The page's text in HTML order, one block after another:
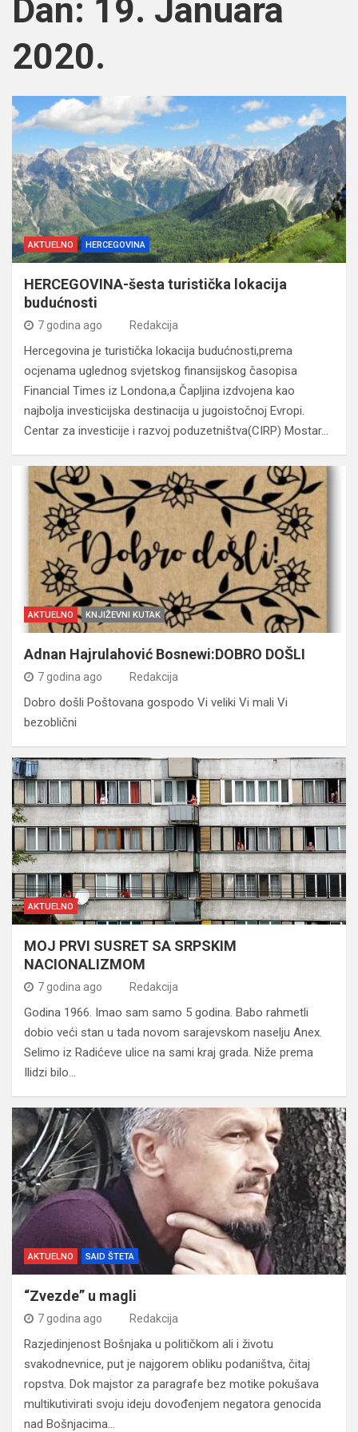
Dan: 19. Januara
2020.
AKTUELNO HERCEGOVINA
HERCEGOVINA-šesta turistička lokacija
budućnosti
7 godina ago Redakcija
Hercegovina je turistička lokacija budućnosti,prema
ocjenama uglednog svjetskog finansijskog časopisa
Financial Times iz Londona,a Čapljina izdvojena kao
najbolja investicijska destinacija u jugoistočnoj Evropi.
Centar za investicije i razvoj poduzetništva(CIRP) Mostar…
AKTUELNO KNJIŽEVNI KUTAK
Adnan Hajrulahović Bosnewi:DOBRO DOŠLI
7 godina ago Redakcija
Dobro došli Poštovana gospodo Vi veliki Vi mali Vi
bezoblični
AKTUELNO
MOJ PRVI SUSRET SA SRPSKIM
NACIONALIZMOM
7 godina ago Redakcija
Godina 1966. Imao sam samo 5 godina. Babo rahmetli
dobio veći stan u tada novom sarajevskom naselju Anex.
Selimo iz Radićeve ulice na sami kraj grada. Niže prema
Ilidzi bilo…
AKTUELNO SAID ŠTETA
“Zvezde” u magli
7 godina ago Redakcija
Razjedinjenost Bošnjaka u političkom ali i životu
svakodnevnice, put je najgorem obliku podaništva, čitaj
ropstva. Dok majstor za paragrafe bez motike pokušava
multikutivirati svoju ideju dovođenjem negatora genocida
nad Bošnjacima…